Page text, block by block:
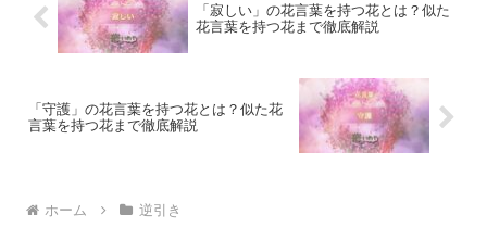
「寂しい」の花言葉を持つ花とは？似た
花言葉を持つ花まで徹底解説
「守護」の花言葉を持つ花とは？似た花
言葉を持つ花まで徹底解説
ホーム 逆引き